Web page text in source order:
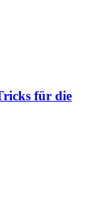
für die